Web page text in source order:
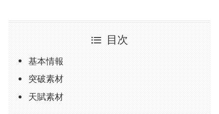
目次
基本情報
突破素材
天賦素材